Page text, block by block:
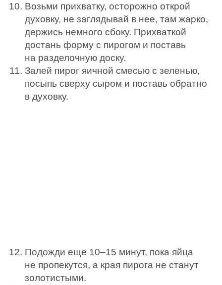
Возьми прихватку, осторожно открой
духовку, не заглядывай в нее, там жарко,
держись немного сбоку. Прихваткой
достань форму с пирогом и поставь
на разделочную доску.
Залей пирог яичной смесью с зеленью,
посыпь сверху сыром и поставь обратно
в духовку.
Подожди еще 10–15 минут, пока яйца
не пропекутся, а края пирога не станут
золотистыми.